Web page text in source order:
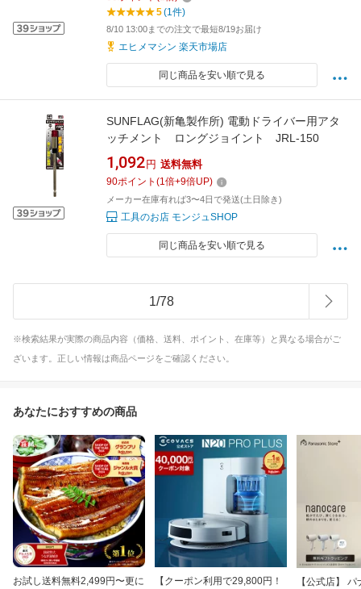
5(1件)
8/10 13:00までの注文で最短8/19お届け
エヒメマシン 楽天市場店
同じ商品を安い順で見る
SUNFLAG(新亀製作所) 電動ドライバー用アタ
ッチメント ロングジョイント JRL-150
1,092 円 送料無料
90ポイント (1倍+9倍UP)
メーカー在庫有れば3〜4日で発送(土日除き)
工具のお店 モンジュSHOP
同じ商品を安い順で見る
1/78
※検索結果が実際の商品内容（価格、送料、ポイント、在庫等）と異なる場合がご
ざいます。正しい情報は商品ページをご確認ください。
あなたにおすすめの商品
お試し送料無料2,499円〜更に
【クーポン利用で29,800円！
【公式店】